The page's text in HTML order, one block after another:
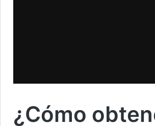
¿Cómo